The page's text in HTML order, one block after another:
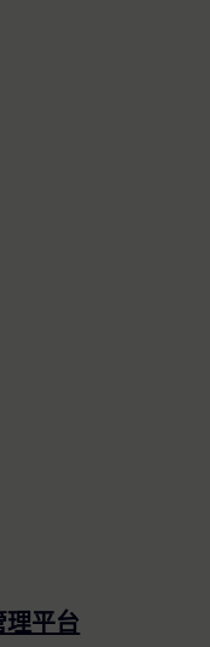
理平台